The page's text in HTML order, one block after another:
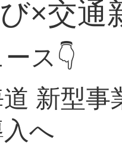
×交通
ス👇
新型
へ